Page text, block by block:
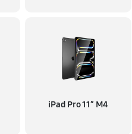
iPad Pro 11″ M4